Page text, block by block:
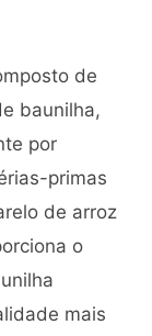
de
baunilha,
por
primas
de arroz
o
mais